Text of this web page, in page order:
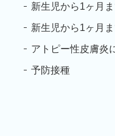
新生児から1ヶ月
新生児から1ヶ月
アトピー性皮膚炎
予防接種